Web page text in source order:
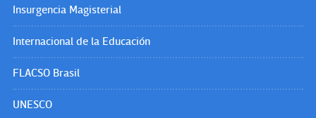
Insurgencia Magisterial
Internacional de la Educación
FLACSO Brasil
UNESCO